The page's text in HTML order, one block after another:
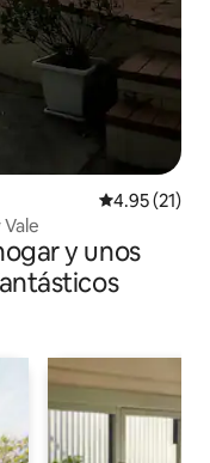
Calificación
4.95 (21)
y unos